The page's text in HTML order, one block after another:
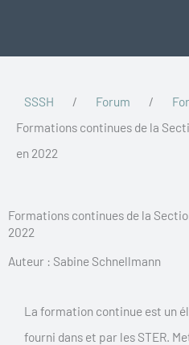
SSSH / Forum /
Formations continues de la
en 2022
Formations continues de la
2022
Auteur : Sabine Schnellmann
La formation continue est un
fourni dans et par les STER.